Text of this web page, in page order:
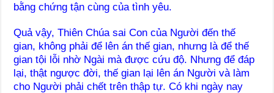
bằng chứng tận cùng của tình yêu.
Quả vậy, Thiên Chúa sai Con của Người đến thế
gian, không phải để lên án thế gian, nhưng là để thế
gian tội lỗi nhờ Ngài mà được cứu độ. Nhưng để đáp
lại, thật ngược đời, thế gian lại lên án Người và làm
cho Người phải chết trên thập tự. Có khi ngày nay